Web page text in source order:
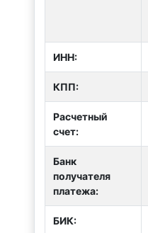
ИНН:
КПП:
Расчетный
счет:
Банк
получателя
платежа:
БИК: